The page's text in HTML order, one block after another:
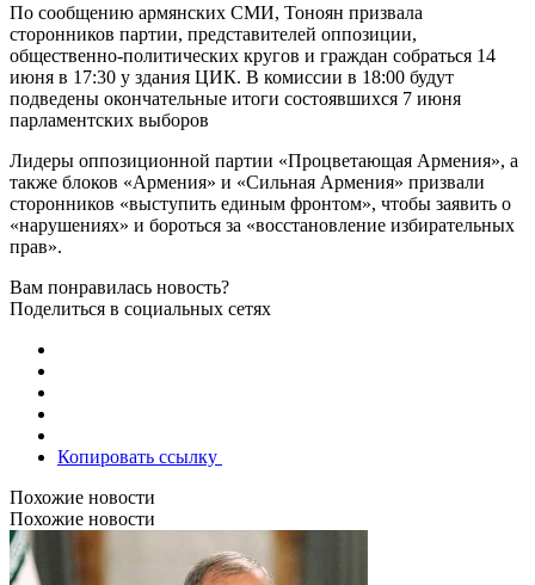
По сообщению армянских СМИ, Тоноян призвала
сторонников партии, представителей оппозиции,
общественно-политических кругов и граждан собраться 14
июня в 17:30 у здания ЦИК. В комиссии в 18:00 будут
подведены окончательные итоги состоявшихся 7 июня
парламентских выборов
Лидеры оппозиционной партии «Процветающая Армения», а
также блоков «Армения» и «Сильная Армения» призвали
сторонников «выступить единым фронтом», чтобы заявить о
«нарушениях» и бороться за «восстановление избирательных
прав».
Вам понравилась новость?
Поделиться в социальных сетях
Копировать ссылку
Похожие новости
Похожие новости